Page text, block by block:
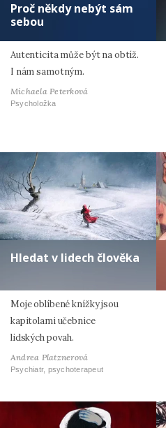
Proč někdy nebýt sám
sebou
Autenticita může být na obtíž.
I nám samotným.
Michaela Peterková
Psycholožka
Hledat v lidech člověka
Moje oblíbené knížky jsou
kapitolami učebnice
lidských povah.
Andrea Platznerová
Psychiatr, psychoterapeut